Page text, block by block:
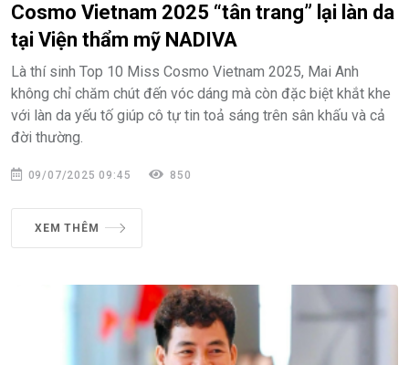
Cosmo Vietnam 2025 “tân trang” lại làn da
tại Viện thẩm mỹ NADIVA
Là thí sinh Top 10 Miss Cosmo Vietnam 2025, Mai Anh
không chỉ chăm chút đến vóc dáng mà còn đặc biệt khắt khe
với làn da yếu tố giúp cô tự tin toả sáng trên sân khấu và cả
đời thường.
09/07/2025 09:45 850
XEM THÊM